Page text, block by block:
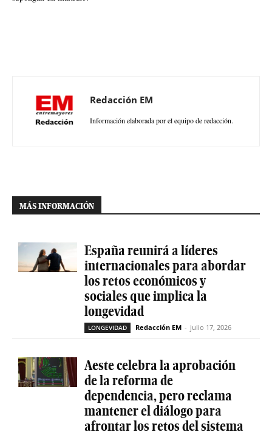
Redacción EM
Información elaborada por el equipo de redacción.
MÁS INFORMACIÓN
España reunirá a líderes
internacionales para abordar
los retos económicos y
sociales que implica la
longevidad
LONGEVIDAD Redacción EM - julio 17, 2026
Aeste celebra la aprobación
de la reforma de
dependencia, pero reclama
mantener el diálogo para
afrontar los retos del sistema